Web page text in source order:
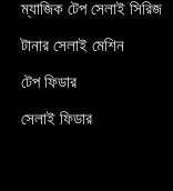
ম্যাজিক টেপ সেলাই সিরিজ
টানার সেলাই মেশিন
টেপ ফিডার
সেলাই ফিডার